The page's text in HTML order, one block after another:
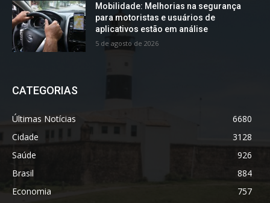
Mobilidade: Melhorias na segurança
para motoristas e usuários de
aplicativos estão em análise
5 de agosto de 2026
CATEGORIAS
Últimas Notícias
6680
Cidade
3128
Saúde
926
Brasil
884
Economia
757